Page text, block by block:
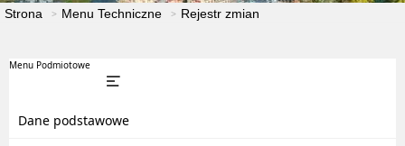
Strona Menu Techniczne Rejestr zmian
Menu Podmiotowe
Dane podstawowe